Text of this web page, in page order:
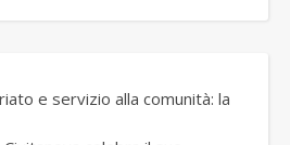
e servizio alla comunità: la